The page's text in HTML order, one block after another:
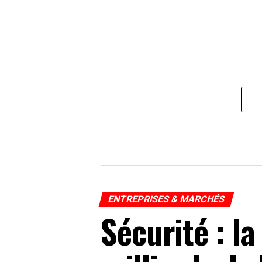
ENTREPRISES & MARCHÉS
Sécurité :